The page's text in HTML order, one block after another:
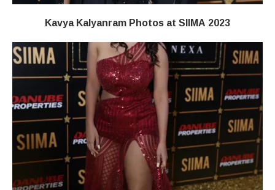
Kavya Kalyanram Photos at SIIMA 2023